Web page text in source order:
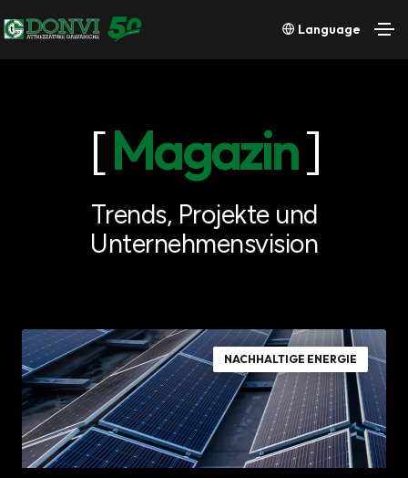
Language
[Magazin]
Trends, Projekte und
Unternehmensvision
NACHHALTIGE ENERGIE